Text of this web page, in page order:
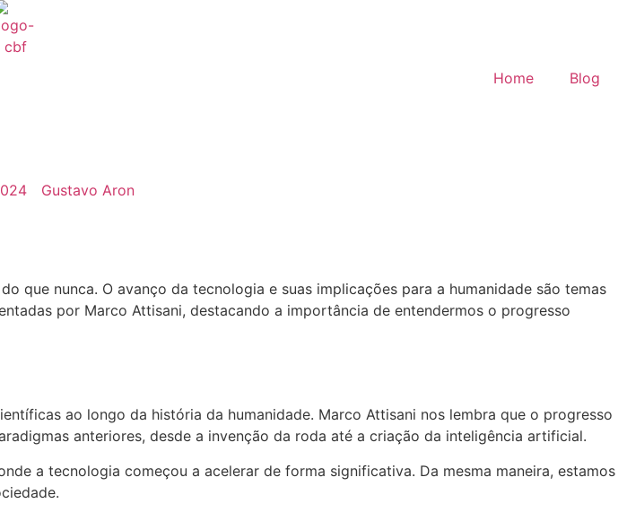
Home Blog
Gustavo Aron
que nunca. O avanço da tecnologia e suas implicações para a humanidade são temas
por Marco Attisani, destacando a importância de entendermos o progresso
ao longo da história da humanidade. Marco Attisani nos lembra que o progresso
anteriores, desde a invenção da roda até a criação da inteligência artificial.
a tecnologia começou a acelerar de forma significativa. Da mesma maneira, estamos